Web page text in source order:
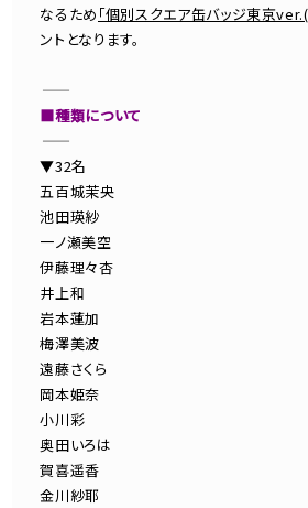
なるため 「個別スクエア缶バッジ東京
ントとなります。
―――――――――――
■種類について
―――――――――――
▼32名
五百城茉央
池田瑛紗
一ノ瀬美空
伊藤理々杏
井上和
岩本蓮加
梅澤美波
遠藤さくら
岡本姫奈
小川彩
奥田いろは
賀喜遥香
金川紗耶